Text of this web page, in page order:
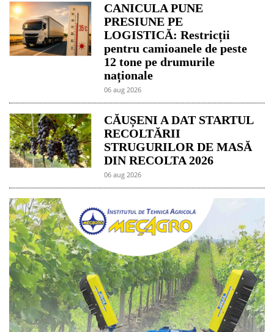
CANICULA PUNE
PRESIUNE PE
LOGISTICĂ: Restricții
pentru camioanele de peste
12 tone pe drumurile
naționale
06 aug 2026
CĂUȘENI A DAT STARTUL
RECOLTĂRII
STRUGURILOR DE MASĂ
DIN RECOLTA 2026
06 aug 2026